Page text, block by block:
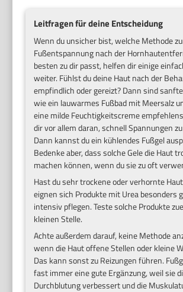
Leitfragen für deine Entscheidung
Wenn du unsicher bist, welche Methode
Fußentspannung nach der
besten zu dir passt, helfen dir einige
weiter. Fühlst du deine Haut nach der
empfindlich oder gereizt? Dann sind
wie ein lauwarmes Fußbad mit Meersalz
eine milde Feuchtigkeitscreme
dir vor allem daran, schnell Spannungen
Dann kannst du ein kühlendes Fußgel
Bedenke aber, dass solche Gele die Haut
machen können, wenn du sie zu oft
Hast du sehr trockene oder verhornte
eignen sich Produkte mit Urea besonders
intensiv pflegen. Teste solche Produkte
kleinen Stelle.
Achte außerdem darauf, keine Methode
wenn die Haut offene Stellen oder kleine
Das kann sonst zu Reizungen führen.
fast immer eine gute Ergänzung, weil sie
Durchblutung verbessert und die